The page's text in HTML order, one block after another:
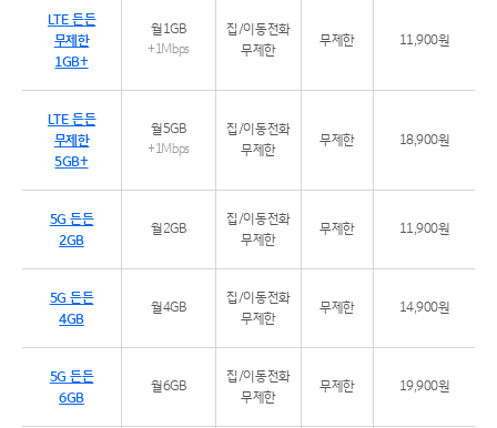
LTE 든든
무제한
1GB+
월1GB
+1Mbps
집/이동전화
무제한
무제한 11,900원
LTE 든든
무제한
5GB+
월5GB
+1Mbps
집/이동전화
무제한
무제한 18,900원
5G 든든
2GB
월2GB
집/이동전화
무제한
무제한 11,900원
5G 든든
4GB
월4GB
집/이동전화
무제한
무제한 14,900원
5G 든든
6GB
월6GB
집/이동전화
무제한
무제한 19,900원